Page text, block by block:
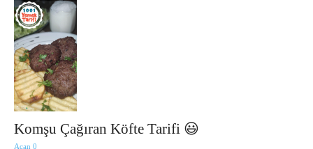
Komşu Çağıran Köfte Tarifi 😃
Acan 0